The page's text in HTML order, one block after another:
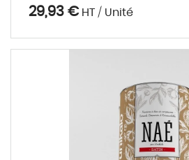
29,93 €HT / Unité